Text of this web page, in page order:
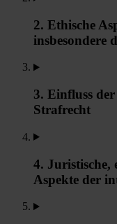
2. Ethische
insbesondere
3. Einfluss
Strafrecht
4. Juristische,
Aspekte der